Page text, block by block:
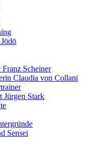
Scheiner
Claudia von Collani
Jürgen Stark
Sensei